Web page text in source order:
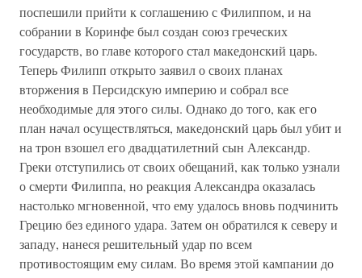
поспешили прийти к соглашению с Филиппом, и на
собрании в Коринфе был создан союз греческих
государств, во главе которого стал македонский царь.
Теперь Филипп открыто заявил о своих планах
вторжения в Персидскую империю и собрал все
необходимые для этого силы. Однако до того, как его
план начал осуществляться, македонский царь был убит и
на трон взошел его двадцатилетний сын Александр.
Греки отступились от своих обещаний, как только узнали
о смерти Филиппа, но реакция Александра оказалась
настолько мгновенной, что ему удалось вновь подчинить
Грецию без единого удара. Затем он обратился к северу и
западу, нанеся решительный удар по всем
противостоящим ему силам. Во время этой кампании до